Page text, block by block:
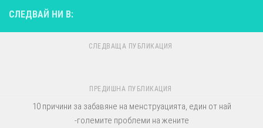
СЛЕДВАЙ НИ В:
СЛЕДВАЩА ПУБЛИКАЦИЯ
ПРЕДИШНА ПУБЛИКАЦИЯ
10 причини за забавяне на менструацията, един от най
-големите проблеми на жените